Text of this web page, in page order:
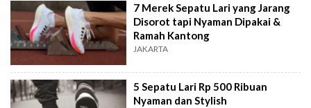
7 Merek Sepatu Lari yang Jarang
Disorot tapi Nyaman Dipakai &
Ramah Kantong
JAKARTA
5 Sepatu Lari Rp 500 Ribuan
Nyaman dan Stylish